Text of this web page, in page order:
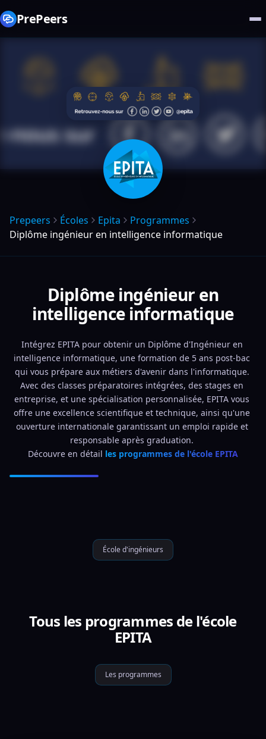
PrePeers
Prepeers Écoles Epita
Programmes
Diplôme ingénieur en intelligence informatique
Diplôme ingénieur en
intelligence informatique
Intégrez EPITA pour obtenir un Diplôme d'Ingénieur en
intelligence informatique, une formation de 5 ans post-bac
qui vous prépare aux métiers d'avenir dans l'informatique.
Avec des classes préparatoires intégrées, des stages en
entreprise, et une spécialisation personnalisée, EPITA vous
offre une excellence scientifique et technique, ainsi qu'une
ouverture internationale garantissant un emploi rapide et
responsable après graduation.
Découvre en détail les programmes de l'école EPITA
École d'ingénieurs
Tous les programmes de l'école
EPITA
Les programmes